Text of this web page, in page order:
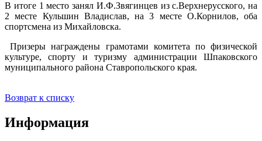
В итоге 1 место занял И.Ф.Звягинцев из с.Верхнерусского, на
2 месте Кульшин Владислав, на 3 месте О.Корнилов, оба
спортсмена из Михайловска.
Призеры награждены грамотами комитета по физической
культуре, спорту и туризму администрации Шпаковского
муниципального района Ставропольского края.
Возврат к списку
Информация